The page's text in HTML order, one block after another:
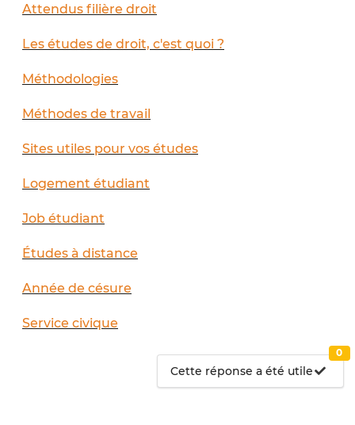
Attendus filière droit
Les études de droit, c'est quoi ?
Méthodologies
Méthodes de travail
Sites utiles pour vos études
Logement étudiant
Job étudiant
Études à distance
Année de césure
Service civique
Cette réponse a été utile
0